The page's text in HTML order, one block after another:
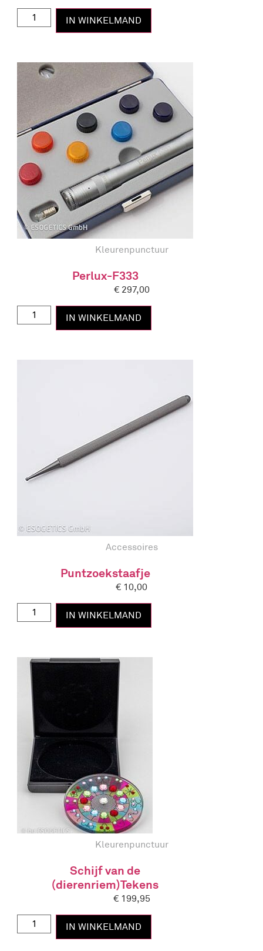
IN WINKELMAND
Kleurenpunctuur
Perlux-F333
€297,00
IN WINKELMAND
Accessoires
Puntzoekstaafje
€ 10,00
IN WINKELMAND
Kleurenpunctuur
Schijf van de
(dierenriem)Tekens
€199,95
IN WINKELMAND